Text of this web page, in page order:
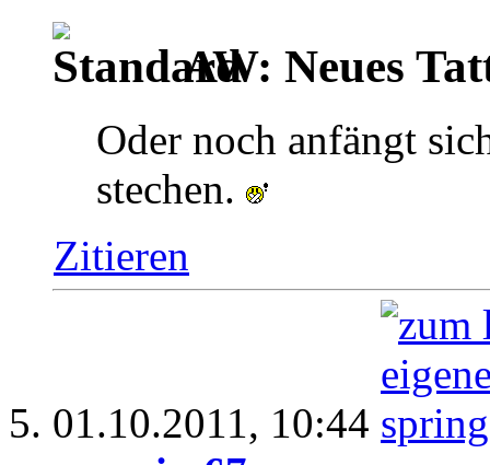
AW: Neues
Oder noch anfängt
stechen.
Zitieren
01.10.2011, 10:44